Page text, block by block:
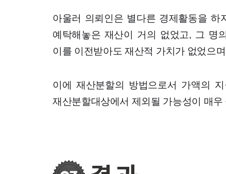
아울러 의뢰인은 별다른 경제활동을
예탁해놓은 재산이 거의 없었고, 그 명
이를 이전받아도 재산적 가치가 없었으
이에 재산분할의 방법으로서 가액의
재산분할대상에서 제외될 가능성이 매